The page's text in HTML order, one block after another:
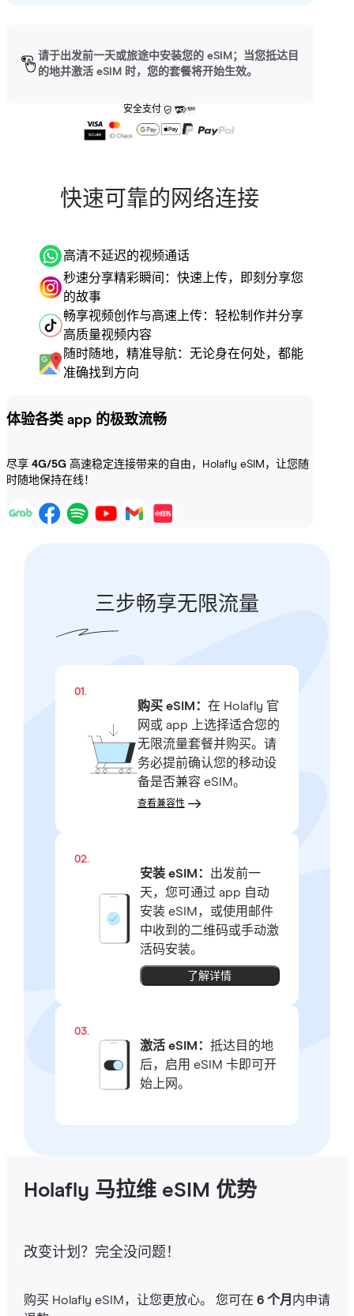
请于出发前一天或旅途中安装您的 eSIM；当您抵达目
的地并激活 eSIM 时，您的套餐将开始生效。
安全支付
快速可靠的网络连接
高清不延迟的视频通话
秒速分享精彩瞬间：快速上传，即刻分享您
的故事
畅享视频创作与高速上传：轻松制作并分享
高质量视频内容
随时随地，精准导航：无论身在何处，都能
准确找到方向
体验各类 app 的极致流畅
尽享 4G/5G 高速稳定连接带来的自由，Holafly eSIM，让您随
时随地保持在线！
三步畅享无限流量
01.
购买 eSIM： 在 Holafly 官
网或 app 上选择适合您的
无限流量套餐并购买。请
务必提前确认您的移动设
备是否兼容 eSIM。
查看兼容性
02.
安装 eSIM： 出发前一
天，您可通过 app 自动
安装 eSIM，或使用邮件
中收到的二维码或手动激
活码安装。
了解详情
03.
激活 eSIM： 抵达目的地
后，启用 eSIM 卡即可开
始上网。
Holafly 马拉维 eSIM 优势
改变计划？完全没问题！
购买 Holafly eSIM，让您更放心。 您可在 6 个月 内申请